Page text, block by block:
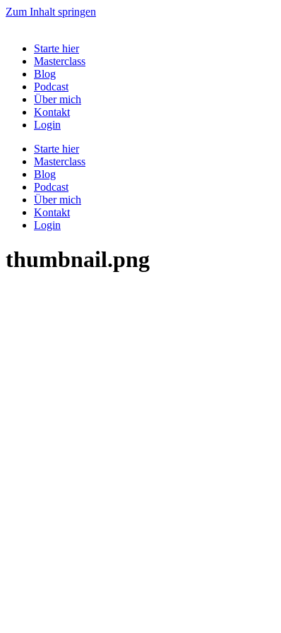
Zum Inhalt springen
Starte hier
Masterclass
Blog
Podcast
Über mich
Kontakt
Login
Starte hier
Masterclass
Blog
Podcast
Über mich
Kontakt
Login
thumbnail.png